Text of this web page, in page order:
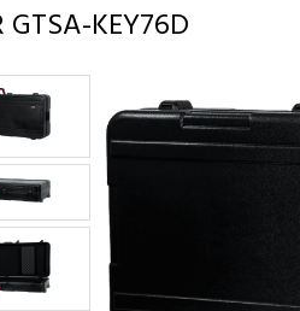
GTSA-KEY76D